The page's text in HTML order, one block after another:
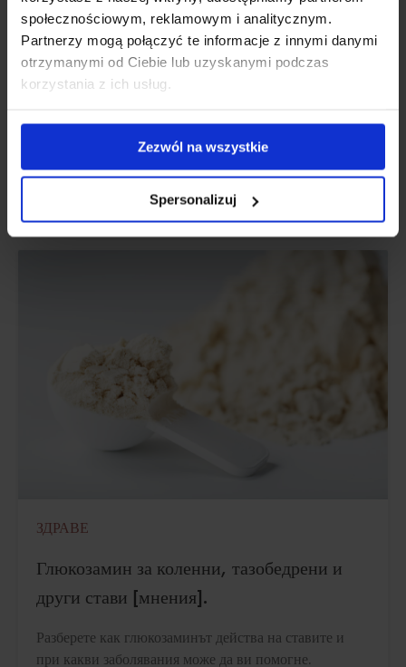
społecznościowym, reklamowym i analitycznym.
Partnerzy mogą połączyć te informacje z innymi danymi
otrzymanymi od Ciebie lub uzyskanymi podczas
korzystania z ich usług.
Zezwól na wszystkie
Spersonalizuj
Болка в тазобедрената става: симптоми,
причини, какви лекарства действат?
лекувате заболяванията им.
Актуализирано:
24 март, 2024
ЗДРАВЕ
Глюкозамин за коленни, тазобедрени и
други стави [мнения].
Разберете как глюкозаминът действа на ставите и
при какви заболявания може да ви помогне.